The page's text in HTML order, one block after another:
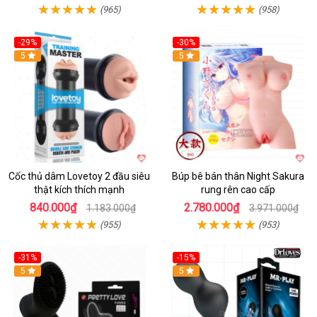
(965) (958)
-29%
Hot
5
Cốc thủ dâm Lovetoy 2 đầu siêu
thật kích thích mạnh
840.000₫ 1.183.000₫
(955)
-30%
Hot
5
Búp bê bán thân Night Sakura
rung rên cao cấp
2.780.000₫ 3.971.000₫
(953)
-31%
5
-15%
Hot
5